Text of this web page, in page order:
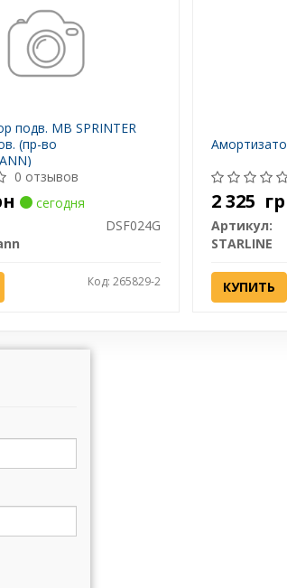
подв. MB SPRINTER
(пр-во
0 отзывов
сегодня
DSF024G
Код: 265829-2
2 325
Артикул:
STARLINE
КУПИТЬ